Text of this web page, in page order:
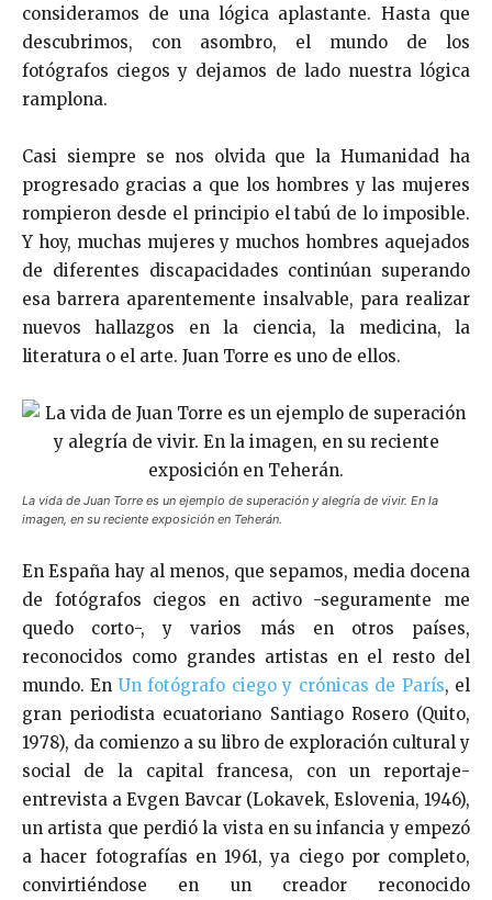
consideramos de una lógica aplastante. Hasta que
descubrimos, con asombro, el mundo de los
fotógrafos ciegos y dejamos de lado nuestra lógica
ramplona.
Casi siempre se nos olvida que la Humanidad ha
progresado gracias a que los hombres y las mujeres
rompieron desde el principio el tabú de lo imposible.
Y hoy, muchas mujeres y muchos hombres aquejados
de diferentes discapacidades continúan superando
esa barrera aparentemente insalvable, para realizar
nuevos hallazgos en la ciencia, la medicina, la
literatura o el arte. Juan Torre es uno de ellos.
La vida de Juan Torre es un ejemplo de superación y alegría de vivir. En la
imagen, en su reciente exposición en Teherán.
En España hay al menos, que sepamos, media docena
de fotógrafos ciegos en activo -seguramente me
quedo corto-, y varios más en otros países,
reconocidos como grandes artistas en el resto del
mundo. En Un fotógrafo ciego y crónicas de París, el
gran periodista ecuatoriano Santiago Rosero (Quito,
1978), da comienzo a su libro de exploración cultural y
social de la capital francesa, con un reportaje-
entrevista a Evgen Bavcar (Lokavek, Eslovenia, 1946),
un artista que perdió la vista en su infancia y empezó
a hacer fotografías en 1961, ya ciego por completo,
convirtiéndose en un creador reconocido